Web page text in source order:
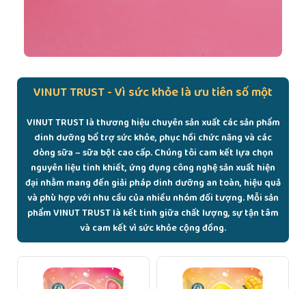
VINUT TRUST - Vì sức khỏe là ưu tiên số một
VINUT TRUST là thương hiệu chuyên sản xuất các sản phẩm
dinh dưỡng bổ trợ sức khỏe, phục hồi chức năng và các
dòng sữa – sữa bột cao cấp. Chúng tôi cam kết lựa chọn
nguyên liệu tinh khiết, ứng dụng công nghệ sản xuất hiện
đại nhằm mang đến giải pháp dinh dưỡng an toàn, hiệu quả
và phù hợp với nhu cầu của nhiều nhóm đối tượng. Mỗi sản
phẩm VINUT TRUST là kết tinh giữa chất lượng, sự tận tâm
và cam kết vì sức khỏe cộng đồng.